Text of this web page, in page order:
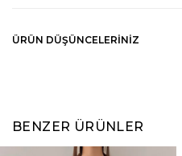
ÜRÜN DÜŞÜNCELERINIZ
BENZER ÜRÜNLER